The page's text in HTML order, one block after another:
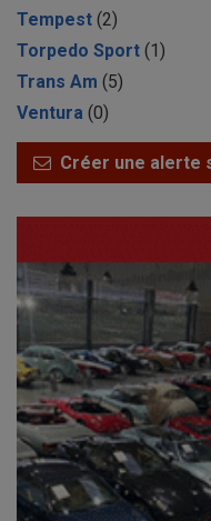
Tempest (2)
Torpedo Sport (1)
Trans Am (5)
Ventura (0)
Créer une alerte